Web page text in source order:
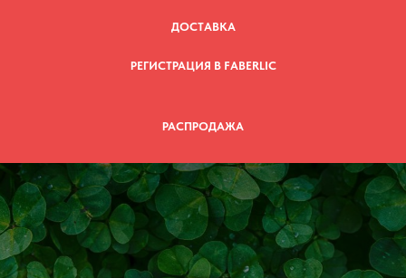
ДОСТАВКА
РЕГИСТРАЦИЯ В FABERLIC
РАСПРОДАЖА